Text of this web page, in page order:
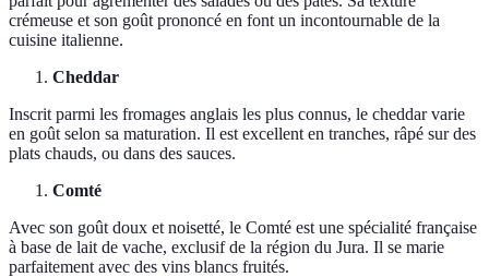
crémeuse et son goût prononcé en font un incontournable de la
cuisine italienne.
Cheddar
Inscrit parmi les fromages anglais les plus connus, le cheddar varie
en goût selon sa maturation. Il est excellent en tranches, râpé sur des
plats chauds, ou dans des sauces.
Comté
Avec son goût doux et noisetté, le Comté est une spécialité française
à base de lait de vache, exclusif de la région du Jura. Il se marie
parfaitement avec des vins blancs fruités.